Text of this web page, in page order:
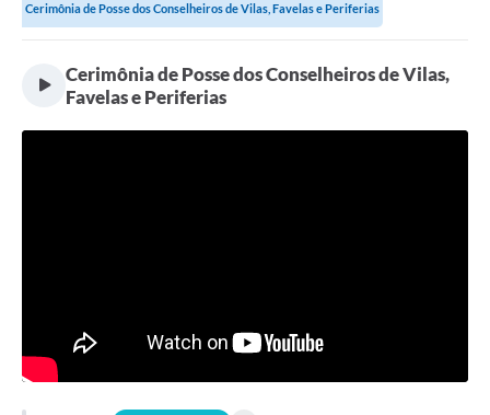
Cerimônia de Posse dos Conselheiros de Vilas, Favelas e Periferias
Cerimônia de Posse dos Conselheiros de Vilas,
Favelas e Periferias